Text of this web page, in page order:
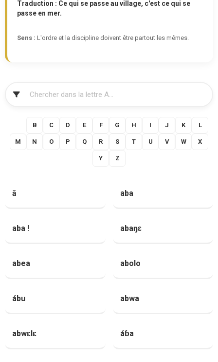
Traduction : Ce qui se passe au village, c'est ce qui se
passe en mer.
Sens : L'ordre et la discipline doivent être partout les mêmes.
B C D E F G H I J K L
M N O P Q R S T U V W X
Y Z
ā aba
aba ! abaŋɛ
abea abolo
ábu abwa
abwɛlɛ áɓa